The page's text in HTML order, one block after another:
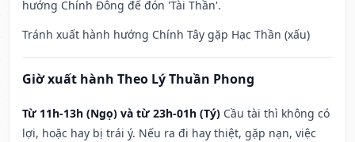
hướng Chính Đông để đón 'Tài Thần'.
Tránh xuất hành hướng Chính Tây gặp Hạc Thần (xấu)
Giờ xuất hành Theo Lý Thuần Phong
Từ 11h-13h (Ngọ) và từ 23h-01h (Tý) Cầu tài thì không có
lợi, hoặc hay bị trái ý. Nếu ra đi hay thiệt, gặp nạn, việc